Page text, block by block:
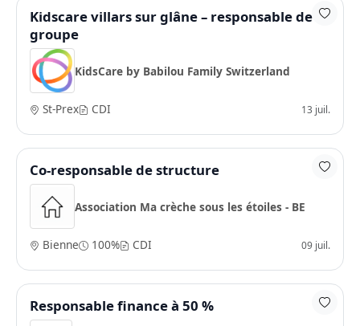
Kidscare villars sur glâne – responsable de
groupe
KidsCare by Babilou Family Switzerland
St-Prex CDI 13 juil.
Co-responsable de structure
Association Ma crèche sous les étoiles - BE
Bienne 100% CDI 09 juil.
Responsable finance à 50 %